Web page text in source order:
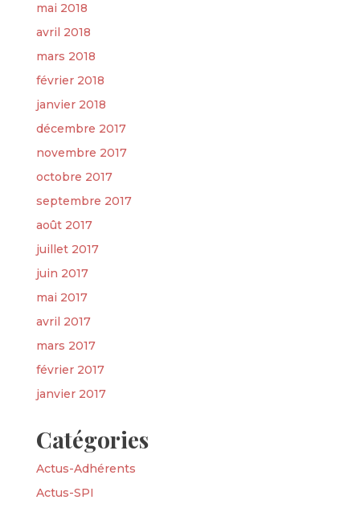
mai 2018
avril 2018
mars 2018
février 2018
janvier 2018
décembre 2017
novembre 2017
octobre 2017
septembre 2017
août 2017
juillet 2017
juin 2017
mai 2017
avril 2017
mars 2017
février 2017
janvier 2017
Catégories
Actus-Adhérents
Actus-SPI